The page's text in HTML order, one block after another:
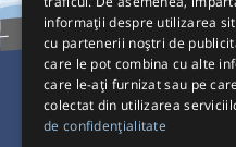
Pentru
informații despre utilizarea
cu partenerii noștri de
care le pot combina cu alte
care le-ați furnizat sau pe
colectat din utilizarea
de confidențialitate